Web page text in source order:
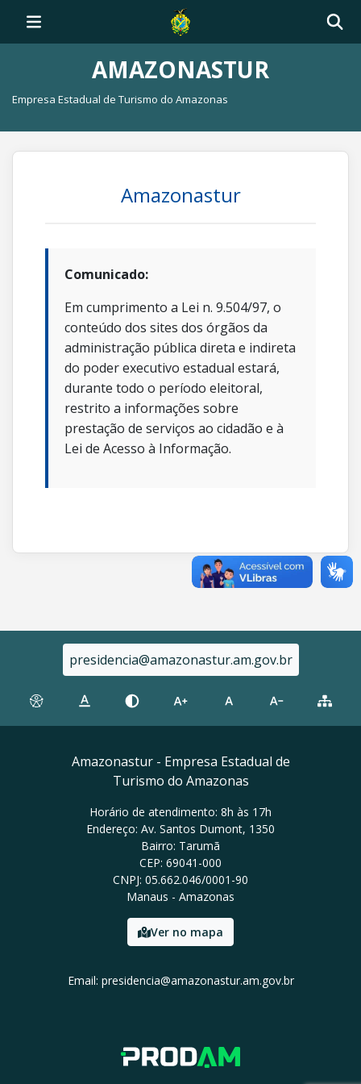
AMAZONASTUR
Empresa Estadual de Turismo do Amazonas
Amazonastur
Comunicado:
Em cumprimento a Lei n. 9.504/97, o
conteúdo dos sites dos órgãos da
administração pública direta e indireta
do poder executivo estadual estará,
durante todo o período eleitoral,
restrito a informações sobre
prestação de serviços ao cidadão e à
Lei de Acesso à Informação.
presidencia@amazonastur.am.gov.br
Amazonastur - Empresa Estadual de
Turismo do Amazonas
Horário de atendimento: 8h às 17h
Endereço: Av. Santos Dumont, 1350
Bairro: Tarumã
CEP: 69041-000
CNPJ: 05.662.046/0001-90
Manaus - Amazonas
Ver no mapa
Email: presidencia@amazonastur.am.gov.br